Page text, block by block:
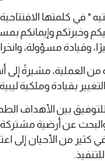
" في كلمتها الافتتاحية
وخبرتكم وإيمانكم
وقيادة مسؤولة،
العملية، مشيرةً إلى
بقيادة وملكية
بين الأهداف
والبحث عن أرضية
كثير من الأحيان إلى